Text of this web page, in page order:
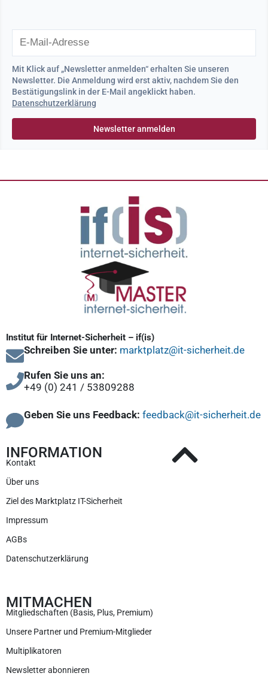
Mit Klick auf „Newsletter anmelden“ erhalten Sie unseren
Newsletter. Die Anmeldung wird erst aktiv, nachdem Sie den
Bestätigungslink in der E-Mail angeklickt haben.
Datenschutzerklärung
Institut für Internet-Sicherheit – if(is)
Schreiben Sie unter: marktplatz@it-sicherheit.de
Rufen Sie uns an:
+49 (0) 241 / 53809288
Geben Sie uns Feedback: feedback@it-sicherheit.de
INFORMATION
Kontakt
Über uns
Ziel des Marktplatz IT-Sicherheit
Impressum
AGBs
Datenschutzerklärung
MITMACHEN
Mitgliedschaften (Basis, Plus, Premium)
Unsere Partner und Premium-Mitglieder
Multiplikatoren
Newsletter abonnieren